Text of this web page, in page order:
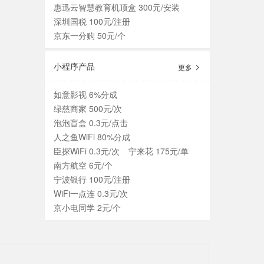
惠迅云智慧教育机顶盒 300元/安装
深圳国税 100元/注册
京东一分购 50元/个
小程序产品 更多
如意影视 6%分成
绿慈商家 500元/次
泡泡盲盒 0.3元/点击
人之鱼WiFi 80%分成
臣探WiFi 0.3元/次
宁来花 175元/单
南方航空 6元/个
宁波银行 100元/注册
WiFi一点连 0.3元/次
京小电同学 2元/个